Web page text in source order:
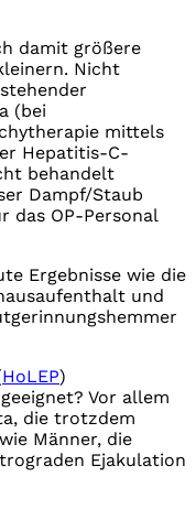
damit größere
Nicht
(bei
mittels
Hepatitis-C-
behandelt
Dampf/Staub
das OP-Personal
Ergebnisse wie die
und
HoLEP)
Vor allem
die trotzdem
Männer, die
Ejakulation